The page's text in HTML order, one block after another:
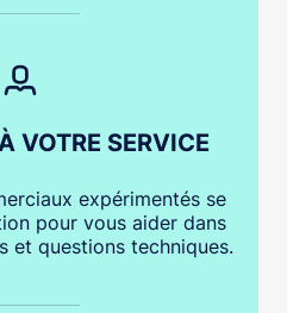
VOTRE SERVICE
expérimentés se
pour vous aider dans
et questions techniques.